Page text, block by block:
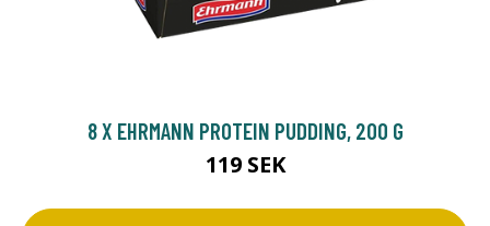
8 X EHRMANN PROTEIN PUDDING, 200 G
119 SEK